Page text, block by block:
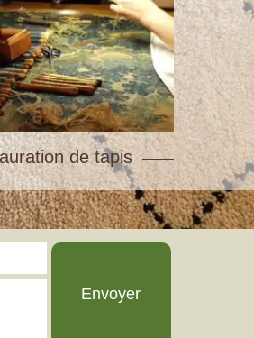
de tapis